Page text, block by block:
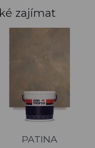
zajímat
PATINA